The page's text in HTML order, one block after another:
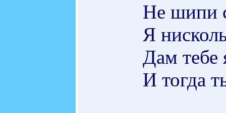
Не шипи
Я
Дам тебе
И тогда